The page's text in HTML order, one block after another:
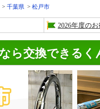
千葉県 松戸市
2026年度の
ら交換できるく